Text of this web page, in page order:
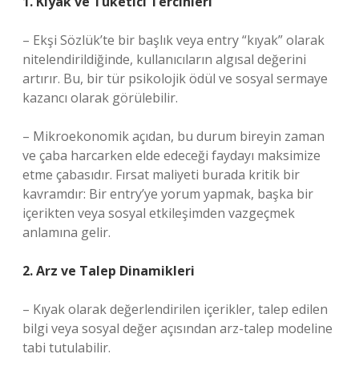
– Ekşi Sözlük’te bir başlık veya entry “kıyak” olarak
nitelendirildiğinde, kullanıcıların algısal değerini
artırır. Bu, bir tür psikolojik ödül ve sosyal sermaye
kazancı olarak görülebilir.
– Mikroekonomik açıdan, bu durum bireyin zaman
ve çaba harcarken elde edeceği faydayı maksimize
etme çabasıdır. Fırsat maliyeti burada kritik bir
kavramdır: Bir entry’ye yorum yapmak, başka bir
içerikten veya sosyal etkileşimden vazgeçmek
anlamına gelir.
2. Arz ve Talep Dinamikleri
– Kıyak olarak değerlendirilen içerikler, talep edilen
bilgi veya sosyal değer açısından arz-talep modeline
tabi tutulabilir.